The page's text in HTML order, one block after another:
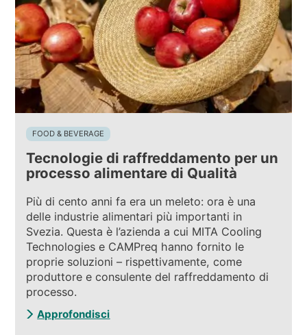
FOOD & BEVERAGE
Tecnologie di raffreddamento per un
processo alimentare di Qualità
Più di cento anni fa era un meleto: ora è una
delle industrie alimentari più importanti in
Svezia. Questa è l’azienda a cui MITA Cooling
Technologies e CAMPreq hanno fornito le
proprie soluzioni – rispettivamente, come
produttore e consulente del raffreddamento di
processo.
Approfondisci